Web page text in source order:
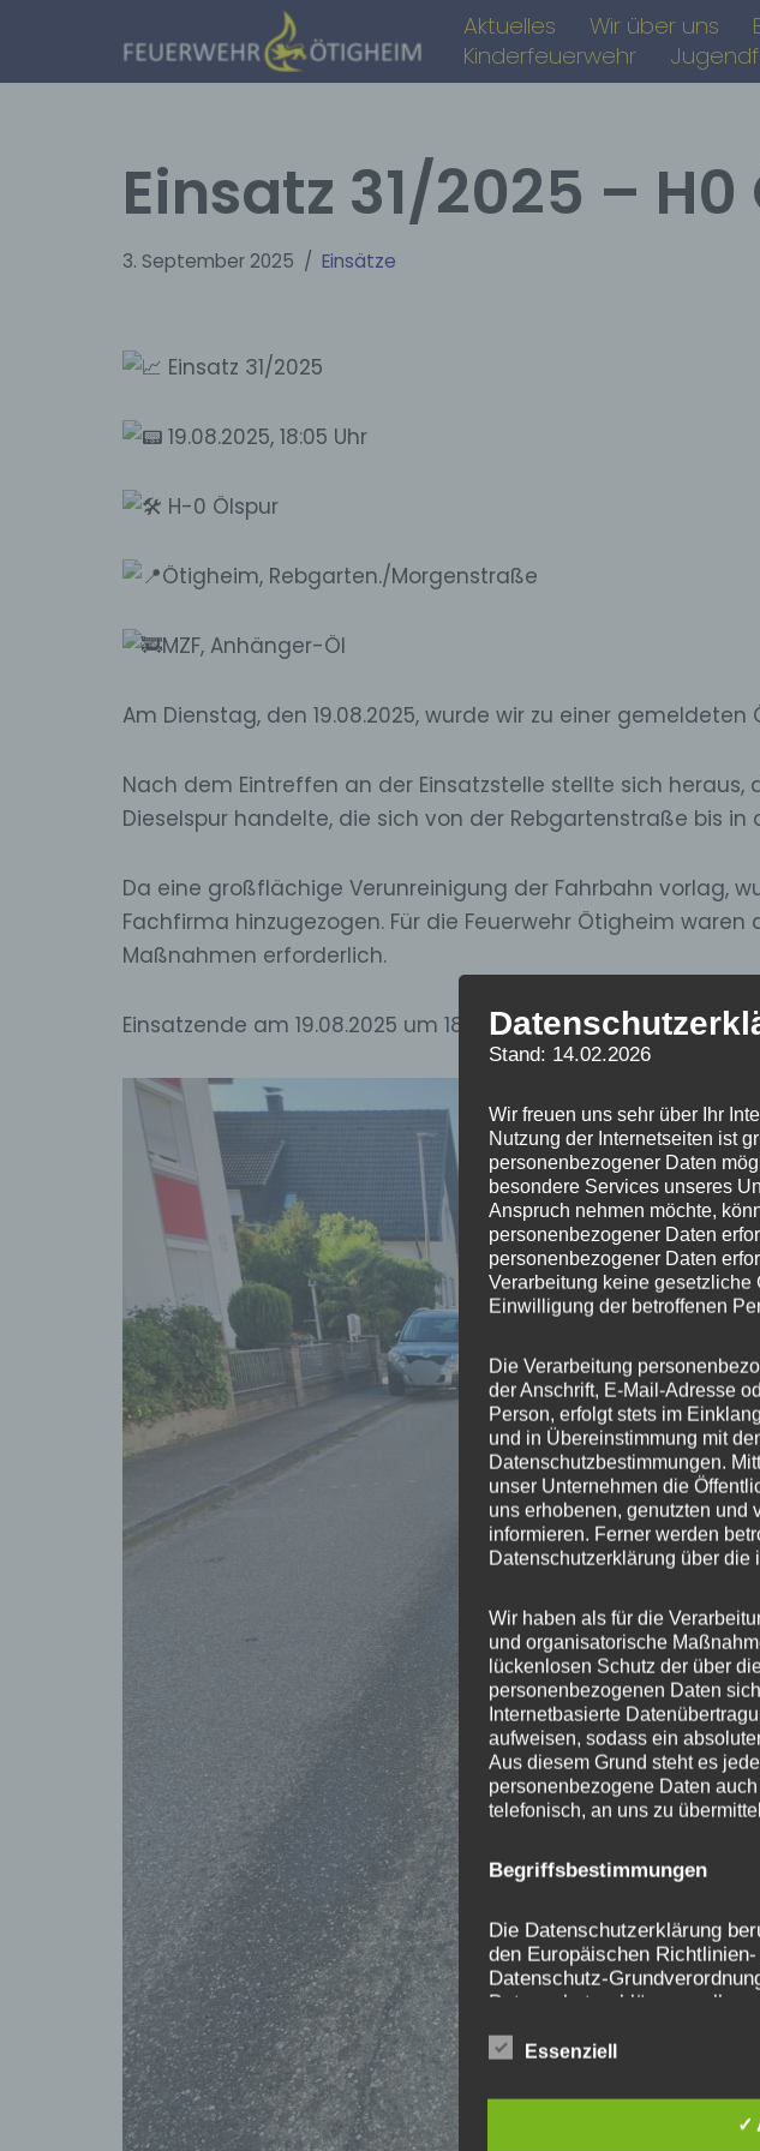
Aktuelles Wir über uns
Kinderfeuerwehr
Einsatz 31/2025 –
3. September 2025 Einsätze
Einsatz 31/2025
19.08.2025, 18:05 Uhr
H-0 Ölspur
Ötigheim, Rebgarten./Morgenstraße
MZF, Anhänger-Öl
Am Dienstag, den 19.08.2025, wurde wir zu einer gemeldeten
Nach dem Eintreffen an der Einsatzstelle stellte sich heraus,
Dieselspur handelte, die sich von der Rebgartenstraße bis in
Da eine großflächige Verunreinigung der Fahrbahn vorlag,
Fachfirma hinzugezogen. Für die Feuerwehr Ötigheim
Maßnahmen erforderlich.
Einsatzende am 19.08.2025 um 18:37 Uhr
Stand: 14.02.2026
Wir freuen uns sehr über Ihr
Nutzung der Internetseiten ist
personenbezogener Daten
besondere Services unseres
Anspruch nehmen möchte,
personenbezogener Daten
personenbezogener Daten
Verarbeitung keine
Einwilligung der betroffenen
Die Verarbeitung
der Anschrift, E-Mail-Adresse
Person, erfolgt stets im
und in Übereinstimmung mit
Datenschutzbestimmungen.
unser Unternehmen die
uns erhobenen, genutzten und
informieren. Ferner werden
Datenschutzerklärung über die
Wir haben als für die
und organisatorische
lückenlosen Schutz der über
personenbezogenen Daten
Internetbasierte
aufweisen, sodass ein
Aus diesem Grund steht es
personenbezogene Daten
telefonisch, an uns zu
Begriffsbestimmungen
Die Datenschutzerklärung
den Europäischen
Datenschutz-
Datenschutzerklärung soll
sein. Um dies zu
Wir verwenden in dieser
Essenziell
✓